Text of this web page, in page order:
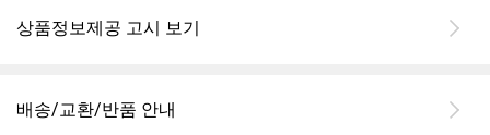
상품정보제공 고시 보기
배송/교환/반품 안내